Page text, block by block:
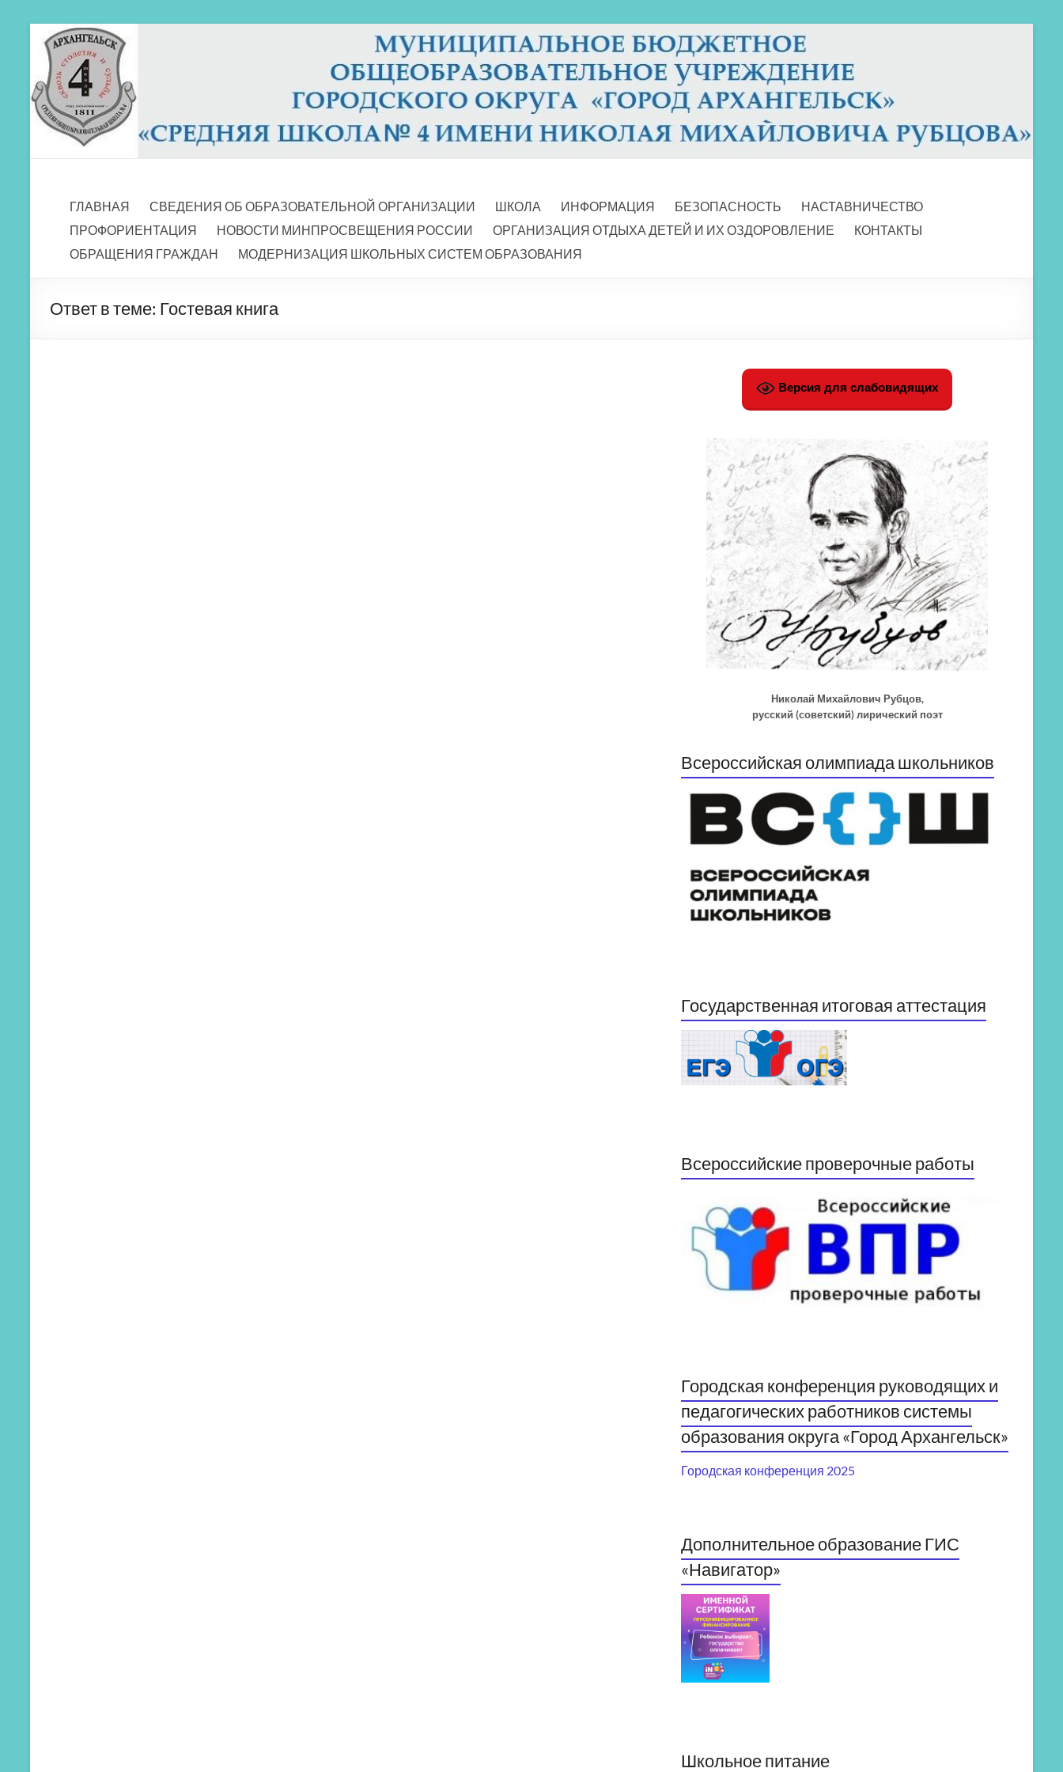
Перейти
содержимому
МБОУ СШ 4
ГЛАВНАЯ
СВЕДЕНИЯ ОБ ОБРАЗОВАТЕЛЬНОЙ ОРГАНИЗАЦИИ ШКОЛА ИНФОРМАЦИЯ БЕЗОПАСНОСТЬ
НАСТАВНИЧЕСТВО
ПРОФОРИЕНТАЦИЯ
НОВОСТИ МИНПРОСВЕЩЕНИЯ РОССИИ ОРГАНИЗАЦИЯ ОТДЫХА ДЕТЕЙ И ИХ ОЗДОРОВЛЕНИЕ
КОНТАКТЫ
ОБРАЩЕНИЯ ГРАЖДАН
МОДЕРНИЗАЦИЯ ШКОЛЬНЫХ СИСТЕМ ОБРАЗОВАНИЯ
Ответ в теме: Гостевая книга
Версия для слабовидящих
Николай Михайлович Рубцов,
русский (советский) лирический поэт
Всероссийская олимпиада школьников
Государственная итоговая аттестация
Всероссийские проверочные работы
Городская конференция руководящих и
педагогических работников системы
образования округа «Город Архангельск»
Городская конференция 2025
Дополнительное образование ГИС
«Навигатор»
Школьное питание